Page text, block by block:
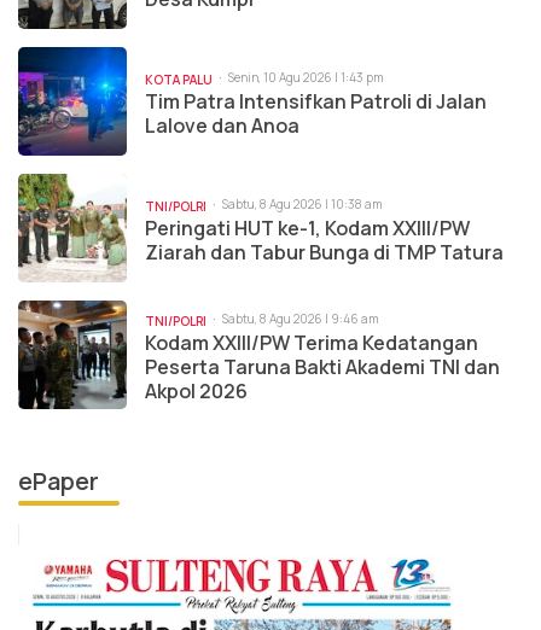
KOTA PALU Senin, 10 Agu 2026 | 1:43 pm
Tim Patra Intensifkan Patroli di Jalan
Lalove dan Anoa
TNI/POLRI Sabtu, 8 Agu 2026 | 10:38 am
Peringati HUT ke-1, Kodam XXIII/PW
Ziarah dan Tabur Bunga di TMP Tatura
TNI/POLRI Sabtu, 8 Agu 2026 | 9:46 am
Kodam XXIII/PW Terima Kedatangan
Peserta Taruna Bakti Akademi TNI dan
Akpol 2026
ePaper